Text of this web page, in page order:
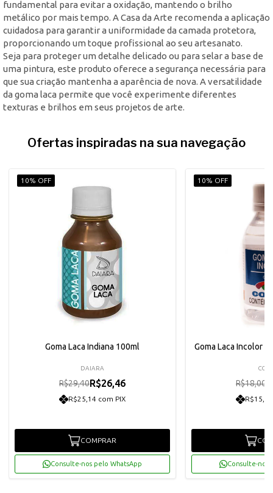
fundamental para evitar a oxidação, mantendo o brilho
metálico por mais tempo. A Casa da Arte recomenda a aplicação
cuidadosa para garantir a uniformidade da camada protetora,
proporcionando um toque profissional ao seu artesanato.
Seja para proteger um detalhe delicado ou para selar a base de
uma pintura, este produto oferece a segurança necessária para
que sua criação mantenha a aparência de nova. A versatilidade
da goma laca permite que você experimente diferentes
texturas e brilhos em seus projetos de arte.
Ofertas inspiradas na sua navegação
10% OFF
Goma Laca Indiana 100ml
DAIARA
R$29,40R$26,46
R$25,14 com PIX
COMPRAR
Consulte-nos pelo WhatsApp
10% OFF
Goma Laca Incolor
R$18,00
Consulte-nos